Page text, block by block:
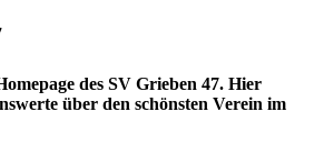
des SV Grieben 47. Hier
über den schönsten Verein im